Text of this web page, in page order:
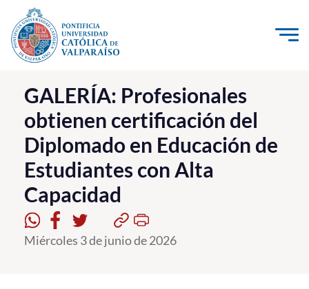
Click acá para ir directamente al contenido
La Universidad
Investigación, Creación e Innovación
PUCV Internacional
Vinculación con el Medio
Admisión
Pregrado
GALERÍA: Profesionales
obtienen certificación del
Diplomado en Educación de
Estudiantes con Alta
Capacidad
Miércoles 3 de junio de 2026